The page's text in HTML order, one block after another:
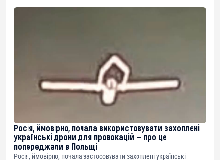
Росія, ймовірно, почала використовувати захоплені
українські дрони для провокацій — про це
попереджали в Польщі
Росія, ймовірно, почала застосовувати захоплені українські